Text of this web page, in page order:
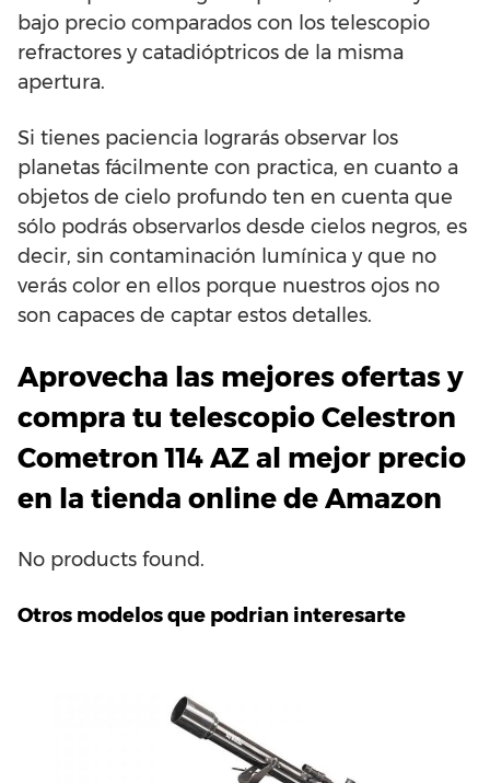
bajo precio comparados con los telescopio
refractores y catadióptricos de la misma
apertura.
Si tienes paciencia lograrás observar los
planetas fácilmente con practica, en cuanto a
objetos de cielo profundo ten en cuenta que
sólo podrás observarlos desde cielos negros, es
decir, sin contaminación lumínica y que no
verás color en ellos porque nuestros ojos no
son capaces de captar estos detalles.
Aprovecha las mejores ofertas y
compra tu telescopio Celestron
Cometron 114 AZ al mejor precio
en la tienda online de Amazon
No products found.
Otros modelos que podrian interesarte